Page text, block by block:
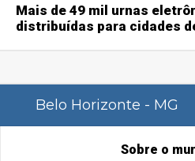
Mais de 49 mil urnas
distribuídas para cidades
Belo Horizonte - MG
Sobre o